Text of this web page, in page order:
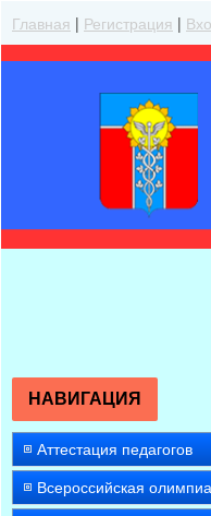
Главная | Регистрация |
НАВИГАЦИЯ
Аттестация педагогов
Всероссийская